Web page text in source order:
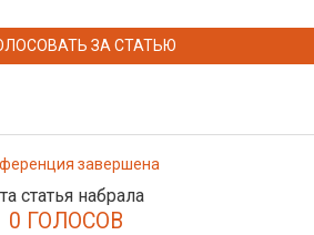
ЗА СТАТЬЮ
завершена
статья набрала
0 ГОЛОСОВ